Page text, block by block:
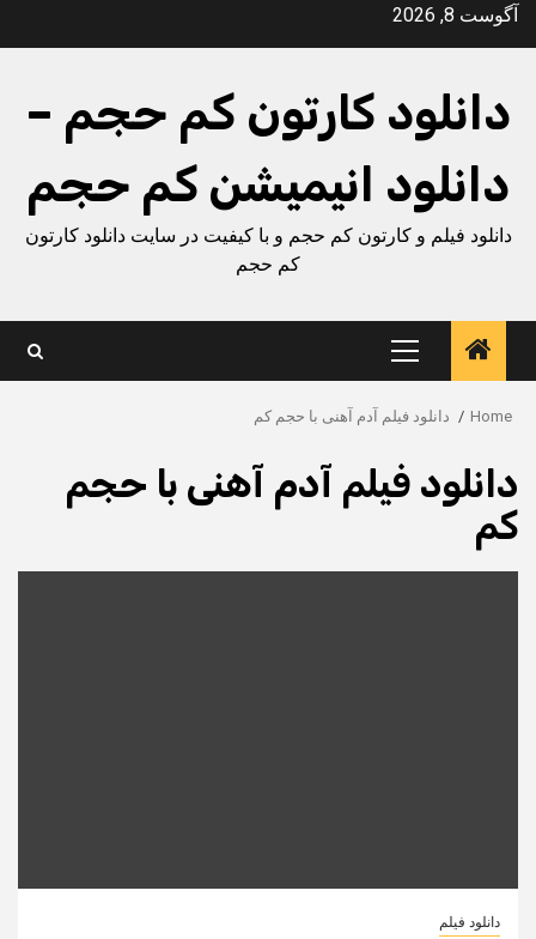
Skipآگوست 8, 2026
دانلود کارتون کم حجم –
دانلود انیمیشن کم حجم
دانلود فیلم و کارتون کم حجم و با کیفیت در سایت دانلود کارتون
کم حجم
Primary
Menu
Home دانلود فیلم آدم آهنی با حجم کم
دانلود فیلم آدم آهنی با حجم
کم
دانلود فیلم